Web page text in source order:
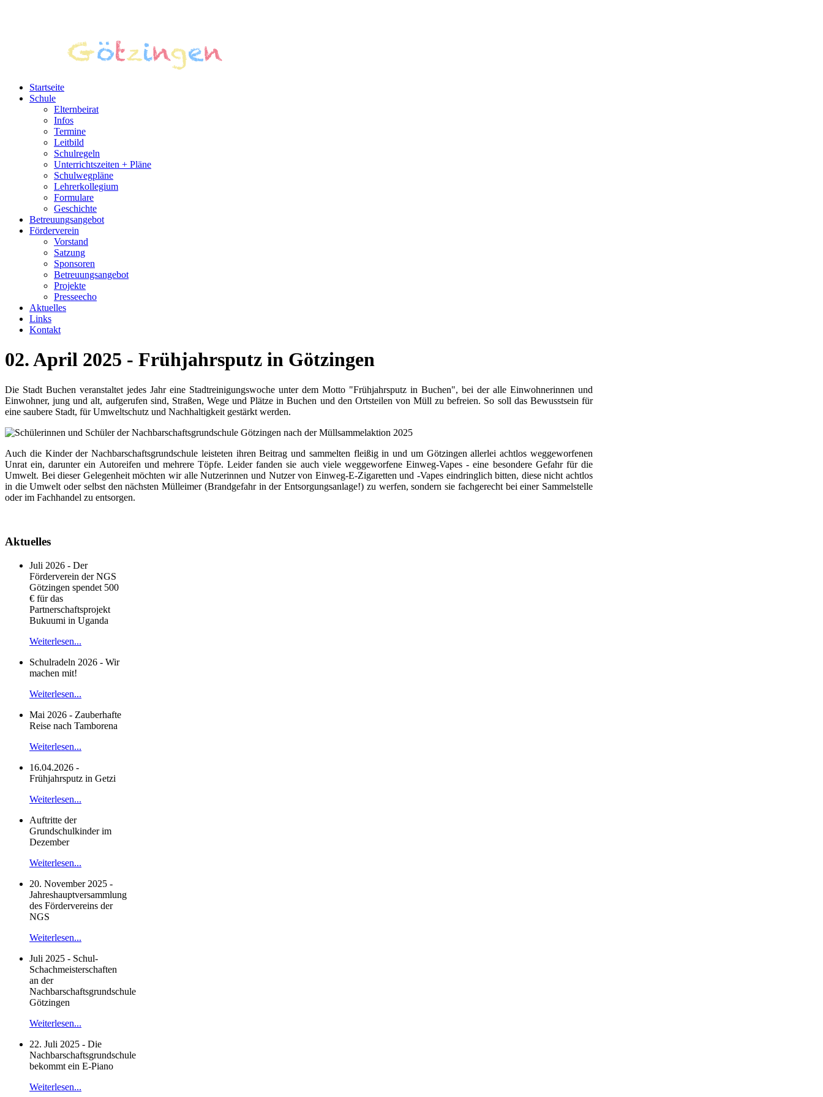
Startseite
Schule
Elternbeirat
Infos
Termine
Leitbild
Schulregeln
Unterrichtszeiten + Pläne
Schulwegpläne
Lehrerkollegium
Formulare
Geschichte
Betreuungsangebot
Förderverein
Vorstand
Satzung
Sponsoren
Betreuungsangebot
Projekte
Presseecho
Aktuelles
Links
Kontakt
02. April 2025 - Frühjahrsputz in Götzingen
Die Stadt Buchen veranstaltet jedes Jahr eine Stadtreinigungswoche unter dem Motto "Frühjahrsputz in Buchen", bei der alle Einwohnerinnen und
Einwohner, jung und alt, aufgerufen sind, Straßen, Wege und Plätze in Buchen und den Ortsteilen von Müll zu befreien. So soll das Bewusstsein für
eine saubere Stadt, für Umweltschutz und Nachhaltigkeit gestärkt werden.
Auch die Kinder der Nachbarschaftsgrundschule leisteten ihren Beitrag und sammelten fleißig in und um Götzingen allerlei achtlos weggeworfenen
Unrat ein, darunter ein Autoreifen und mehrere Töpfe. Leider fanden sie auch viele weggeworfene Einweg-Vapes - eine besondere Gefahr für die
Umwelt. Bei dieser Gelegenheit möchten wir alle Nutzerinnen und Nutzer von Einweg-E-Zigaretten und -Vapes eindringlich bitten, diese nicht achtlos
in die Umwelt oder selbst den nächsten Mülleimer (Brandgefahr in der Entsorgungsanlage!) zu werfen, sondern sie fachgerecht bei einer Sammelstelle
oder im Fachhandel zu entsorgen.
Aktuelles
Juli 2026 - Der
Förderverein der NGS
Götzingen spendet 500
€ für das
Partnerschaftsprojekt
Bukuumi in Uganda
Weiterlesen...
Schulradeln 2026 - Wir
machen mit!
Weiterlesen...
Mai 2026 - Zauberhafte
Reise nach Tamborena
Weiterlesen...
16.04.2026 -
Frühjahrsputz in Getzi
Weiterlesen...
Auftritte der
Grundschulkinder im
Dezember
Weiterlesen...
20. November 2025 -
Jahreshauptversammlung
des Fördervereins der
NGS
Weiterlesen...
Juli 2025 - Schul-
Schachmeisterschaften
an der
Nachbarschaftsgrundschule
Götzingen
Weiterlesen...
22. Juli 2025 - Die
Nachbarschaftsgrundschule
bekommt ein E-Piano
Weiterlesen...